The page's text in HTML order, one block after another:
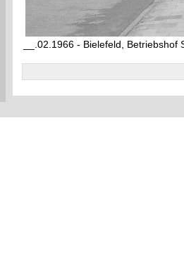
__.02.1966 - Bielefeld, Betriebshof